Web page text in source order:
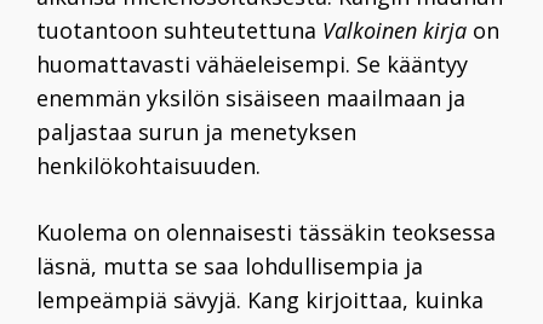
tuotantoon suhteutettuna Valkoinen kirja on
huomattavasti vähäeleisempi. Se kääntyy
enemmän yksilön sisäiseen maailmaan ja
paljastaa surun ja menetyksen
henkilökohtaisuuden.
Kuolema on olennaisesti tässäkin teoksessa
läsnä, mutta se saa lohdullisempia ja
lempeämpiä sävyjä. Kang kirjoittaa, kuinka